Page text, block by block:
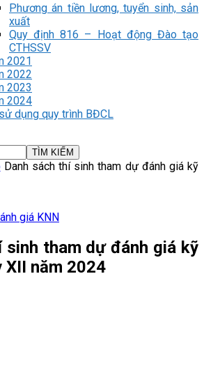
Phương án tiền lương, tuyển sinh, sản
xuất
Quy định 816 – Hoạt động Đào tạo
CTHSSV
2021
2022
2023
2024
dụng quy trình BĐCL
Danh sách thí sinh tham dự đánh giá kỹ
giá KNN
sinh tham dự đánh giá kỹ
XII năm 2024